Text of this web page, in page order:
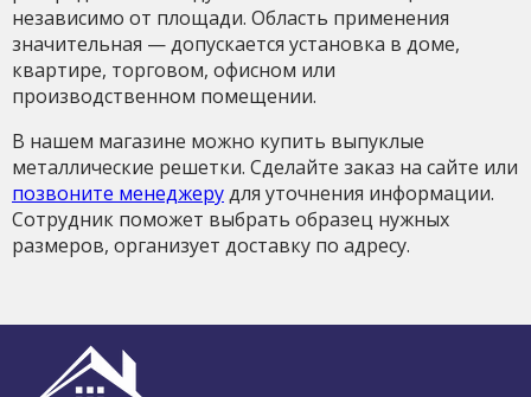
независимо от площади. Область применения
значительная — допускается установка в доме,
квартире, торговом, офисном или
производственном помещении.
В нашем магазине можно купить выпуклые
металлические решетки. Сделайте заказ на сайте или
позвоните менеджерудля уточнения информации.
Сотрудник поможет выбрать образец нужных
размеров, организует доставку по адресу.